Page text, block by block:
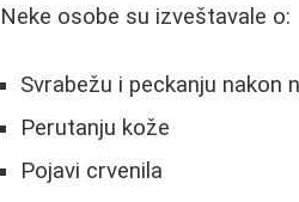
Neke osobe su izveštavale o:
Svrabežu i peckanju nakon
Perutanju kože
Pojavi crvenila